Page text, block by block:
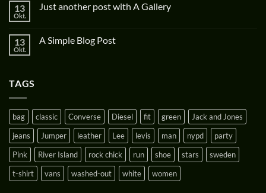
13
Okt.
Just another post with A Gallery
13
Okt.
A Simple Blog Post
TAGS
bag classic Converse Diesel fit green
Jack and Jones
jeans
Jumper leather Lee levis man nypd
party
Pink
River Island rock chick run shoe stars
sweden
t-shirt
vans washed-out white women